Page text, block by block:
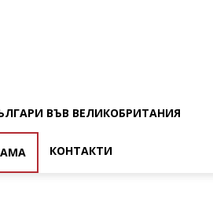
ВЪВ ВЕЛИКОБРИТАНИЯ
КОНТАКТИ